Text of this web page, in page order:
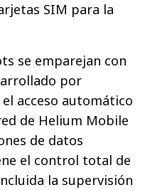
SIM para la
se emparejan con
por
acceso automático
de Helium Mobile
de datos
el control total de
la supervisión